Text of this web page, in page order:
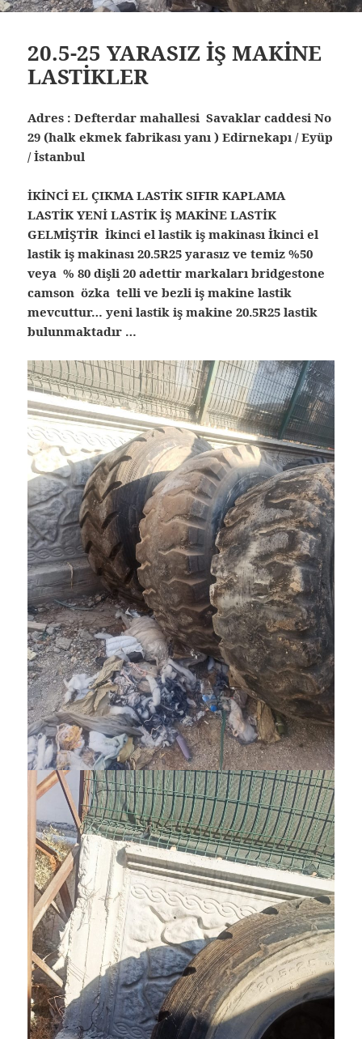
20.5-25 YARASIZ İŞ MAKİNE
LASTİKLER
Adres : Defterdar mahallesi Savaklar caddesi No
29 (halk ekmek fabrikası yanı ) Edirnekapı / Eyüp
/ İstanbul
İKİNCİ EL ÇIKMA LASTİK SIFIR KAPLAMA
LASTİK YENİ LASTİK İŞ MAKİNE LASTİK
GELMİŞTİR İkinci el lastik iş makinası İkinci el
lastik iş makinası 20.5R25 yarasız ve temiz %50
veya % 80 dişli 20 adettir markaları bridgestone
camson özka telli ve bezli iş makine lastik
mevcuttur… yeni lastik iş makine 20.5R25 lastik
bulunmaktadır …